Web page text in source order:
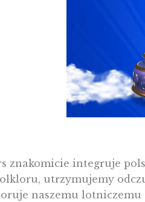
znakomicie integruje
utrzymujemy
naszemu